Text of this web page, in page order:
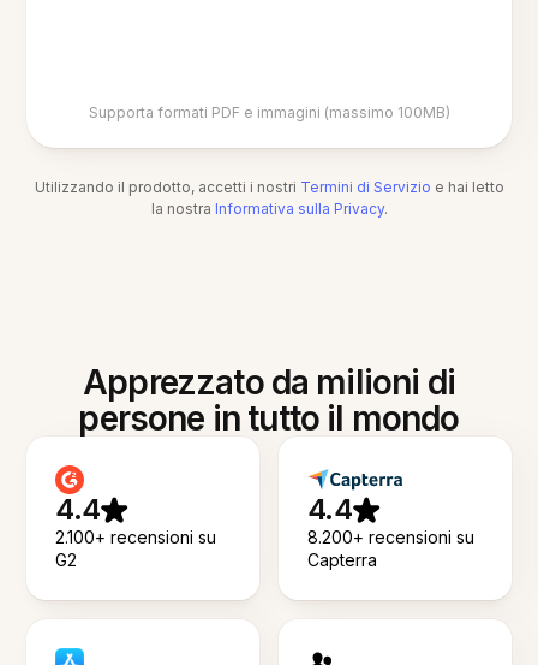
Supporta formati PDF e immagini (massimo 100MB)
Utilizzando il prodotto, accetti i nostri Termini di Servizio e hai letto
la nostra Informativa sulla Privacy.
Apprezzato da milioni di
persone in tutto il mondo
4.4
2.100+ recensioni su
G2
4.4
8.200+ recensioni su
Capterra